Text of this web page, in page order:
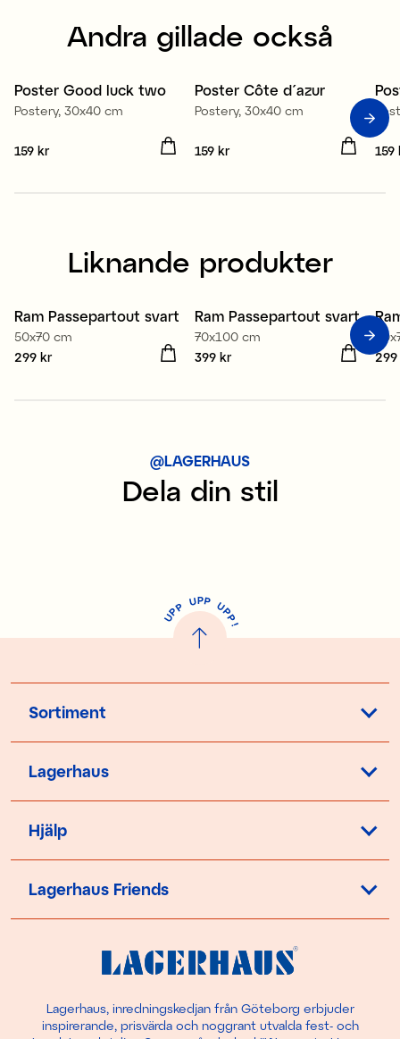
Andra gillade också
Poster Good luck two
Postery, 30x40 cm
Pris :159 kr
159 kr
Poster Côte d´azur
Postery, 30x40 cm
Pris:159 kr
159 kr Pris
159
Liknande produkter
3 för 2
Ram Passepartout svart
50x70 cm
Pris :299 kr
299 kr
3 för 2
Ram Passepartout svart
70x100 cm
Pris :399 kr
399 kr Pris
@LAGERHAUS
Dela din stil
U
P
P UPP UP
P
!
Sortiment
Lagerhaus
Hjälp
Lagerhaus Friends
Lagerhaus, inredningskedjan från Göteborg erbjuder
inspirerande, prisvärda och noggrant utvalda fest- och